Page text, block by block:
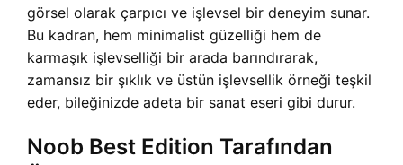
görsel olarak çarpıcı ve işlevsel bir deneyim sunar.
Bu kadran, hem minimalist güzelliği hem de
karmaşık işlevselliği bir arada barındırarak,
zamansız bir şıklık ve üstün işlevsellik örneği teşkil
eder, bileğinizde adeta bir sanat eseri gibi durur.
Noob Best Edition Tarafından